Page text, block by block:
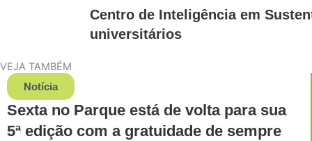
Centro de Inteligência em
universitários
VEJA TAMBÉM
Notícia
Sexta no Parque está de volta para sua
5ª edição com a gratuidade de sempre